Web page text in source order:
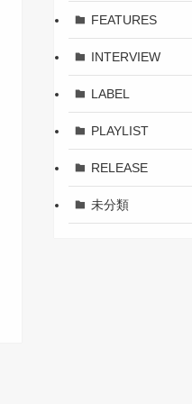
FEATURES
INTERVIEW
LABEL
PLAYLIST
RELEASE
未分類